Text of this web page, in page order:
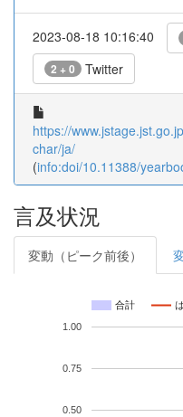
2023-08-18 10:16:40
2 + 0 Twitter
https://
char/ja/
(info:doi/10.11388/
言及状況
変動（ピーク前後）
合計
0.50
0.75
1.00